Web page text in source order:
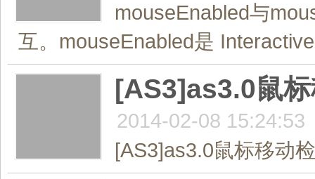
mouseEnabled与
互。mouseEnabled是
[AS3]as3.0鼠
2014-02-08 15:24:53
[AS3]as3.0鼠标移动